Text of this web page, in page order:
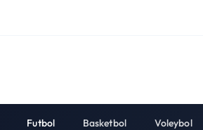
Futbol Basketbol Voleybol